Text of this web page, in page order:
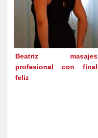
Beatriz masajes
profesional con final
feliz